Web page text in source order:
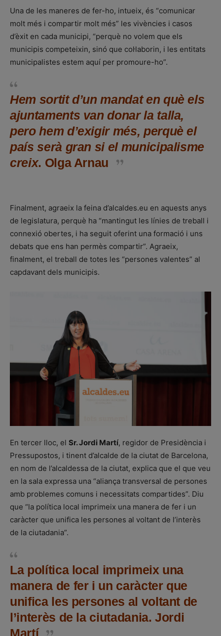
Una de les maneres de fer-ho, intueix, és “comunicar
molt més i compartir molt més” les vivències i casos
d’èxit en cada municipi, “perquè no volem que els
municipis competeixin, sinó que col·laborin, i les entitats
municipalistes estem aquí per promoure-ho”.
Hem sortit d’un mandat en què els
ajuntaments van donar la talla,
pero hem d’exigir més, perquè el
país serà gran si el municipalisme
creix. Olga Arnau
Finalment, agraeix la feina d’alcaldes.eu en aquests anys
de legislatura, perquè ha “mantingut les línies de treball i
connexió obertes, i ha seguit oferint una formació i uns
debats que ens han permès compartir”. Agraeix,
finalment, el treball de totes les “persones valentes” al
capdavant dels municipis.
En tercer lloc, el Sr. Jordi Martí, regidor de Presidència i
Pressupostos, i tinent d’alcalde de la ciutat de Barcelona,
en nom de l’alcaldessa de la ciutat, explica que el que veu
en la sala expressa una “aliança transversal de persones
amb problemes comuns i necessitats compartides”. Diu
que “la política local imprimeix una manera de fer i un
caràcter que unifica les persones al voltant de l’interès
de la ciutadania”.
La política local imprimeix una
manera de fer i un caràcter que
unifica les persones al voltant de
l’interès de la ciutadania. Jordi